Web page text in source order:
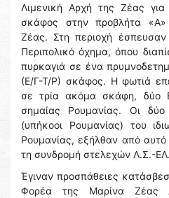
Λιμενική Αρχή της Ζέας
σκάφος στην προβλήτα «Α»
Ζέας. Στη περιοχή
Περιπολικό όχημα, όπου
πυρκαγιά σε ένα
(Ε/Γ-Τ/Ρ) σκάφος. Η φωτιά
σε τρία ακόμα σκάφη, δύο
σημαίας Ρουμανίας. Οι δύο
(υπήκοοι Ρουμανίας) του
Ρουμανίας, εξήλθαν από
τη συνδρομή στελεχών Λ.Σ.-
Έγιναν προσπάθειες
Φορέα της Μαρίνα Ζέας